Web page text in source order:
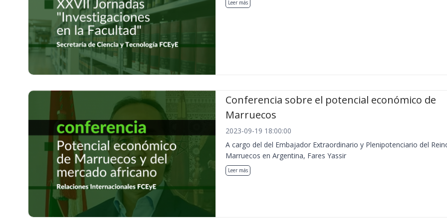
Leer más
Conferencia sobre el potencial económico de
Marruecos
2023-09-19 18:00:00
A cargo del del Embajador Extraordinario y Plenipotenciario del
Marruecos en Argentina, Fares Yassir
Leer más